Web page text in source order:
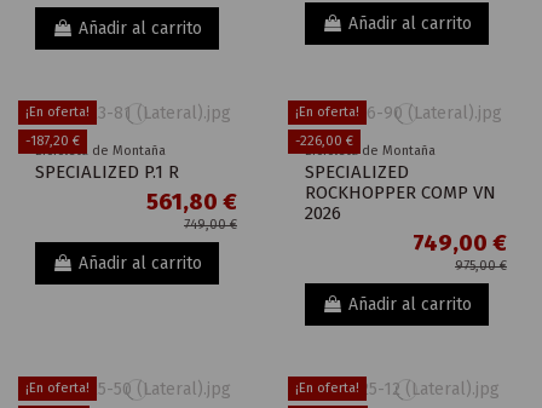
Añadir al carrito Añadir al carrito
¡En oferta!
-187,20 €
Bicicleta de Montaña
SPECIALIZED P.1 R
561,80 €
749,00 €
Añadir al carrito
¡En oferta!
-226,00 €
Bicicleta de Montaña
SPECIALIZED
ROCKHOPPER COMP VN
2026
749,00 €
975,00 €
Añadir al carrito
¡En oferta!
¡En oferta!